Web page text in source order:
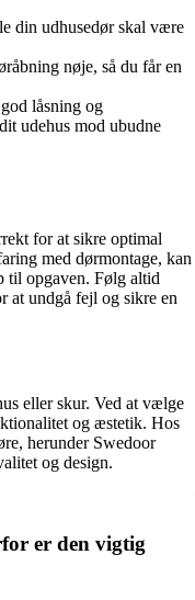
din udhusedør skal være
nøje, så du får en
låsning og
udehus mod ubudne
for at sikre optimal
med dørmontage, kan
til opgaven. Følg altid
at undgå fejl og sikre en
eller skur. Ved at vælge
og æstetik. Hos
herunder Swedoor
og design.
er den vigtig